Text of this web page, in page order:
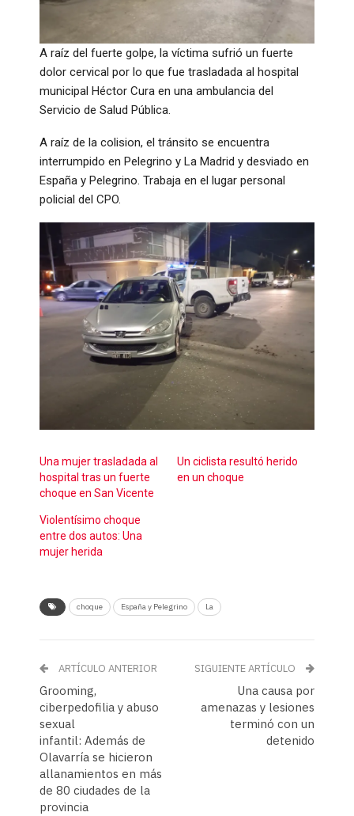
A raíz del fuerte golpe, la víctima sufrió un fuerte
dolor cervical por lo que fue trasladada al hospital
municipal Héctor Cura en una ambulancia del
Servicio de Salud Pública.
A raíz de la colision, el tránsito se encuentra
interrumpido en Pelegrino y La Madrid y desviado en
España y Pelegrino. Trabaja en el lugar personal
policial del CPO.
Una mujer trasladada al
hospital tras un fuerte
choque en San Vicente
Un ciclista resultó herido
en un choque
Violentísimo choque
entre dos autos: Una
mujer herida
choque España y Pelegrino La
ARTÍCULO ANTERIOR
Grooming,
ciberpedofilia y abuso
sexual
infantil: Además de
Olavarría se hicieron
allanamientos en más
de 80 ciudades de la
provincia
SIGUIENTE ARTÍCULO
Una causa por
amenazas y lesiones
terminó con un
detenido